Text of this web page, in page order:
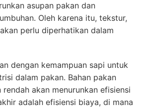
asupan pakan dan
Oleh karena itu, tekstur,
perlu diperhatikan dalam
dengan kemampuan sapi untuk
dalam pakan. Bahan pakan
akan menurunkan efisiensi
adalah efisiensi biaya, di mana